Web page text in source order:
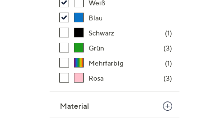
Weiß
Blau
Schwarz
(1)
Grün
(3)
Mehrfarbig
(1)
Rosa
(3)
Material